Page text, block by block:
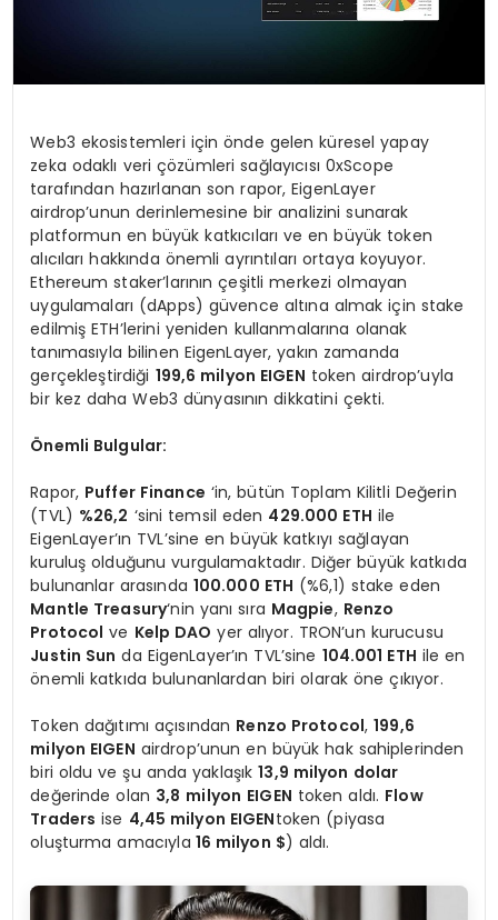
Web3 ekosistemleri için önde gelen küresel yapay
zeka odaklı veri çözümleri sağlayıcısı 0xScope
tarafından hazırlanan son rapor, EigenLayer
airdrop’unun derinlemesine bir analizini sunarak
platformun en büyük katkıcıları ve en büyük token
alıcıları hakkında önemli ayrıntıları ortaya koyuyor.
Ethereum staker’larının çeşitli merkezi olmayan
uygulamaları (dApps) güvence altına almak için stake
edilmiş ETH’lerini yeniden kullanmalarına olanak
tanımasıyla bilinen EigenLayer, yakın zamanda
gerçekleştirdiği 199,6 milyon EIGEN token airdrop’uyla
bir kez daha Web3 dünyasının dikkatini çekti.
Önemli Bulgular:
Rapor, Puffer Finance ‘in, bütün Toplam Kilitli Değerin
(TVL) %26,2 ‘sini temsil eden 429.000 ETH ile
EigenLayer’ın TVL’sine en büyük katkıyı sağlayan
kuruluş olduğunu vurgulamaktadır. Diğer büyük katkıda
bulunanlar arasında 100.000 ETH (%6,1) stake eden
Mantle Treasury‘nin yanı sıra Magpie, Renzo
Protocol ve Kelp DAO yer alıyor. TRON’un kurucusu
Justin Sun da EigenLayer’ın TVL’sine 104.001 ETH ile en
önemli katkıda bulunanlardan biri olarak öne çıkıyor.
Token dağıtımı açısından Renzo Protocol,199,6
milyon EIGEN airdrop’unun en büyük hak sahiplerinden
biri oldu ve şu anda yaklaşık13,9 milyon dolar
değerinde olan 3,8 milyon EIGEN token aldı. Flow
Traders ise 4,45 milyon EIGENtoken (piyasa
oluşturma amacıyla 16 milyon $) aldı.